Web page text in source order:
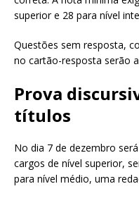
superior e 28 para nível
Questões sem resposta,
no cartão-resposta serão
Prova
títulos
No dia 7 de dezembro
cargos de nível superior,
para nível médio, uma